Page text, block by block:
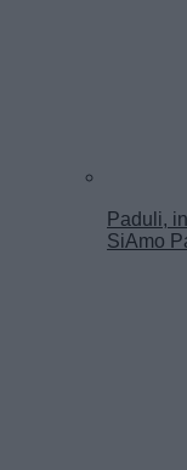
Paduli,
SiAmo